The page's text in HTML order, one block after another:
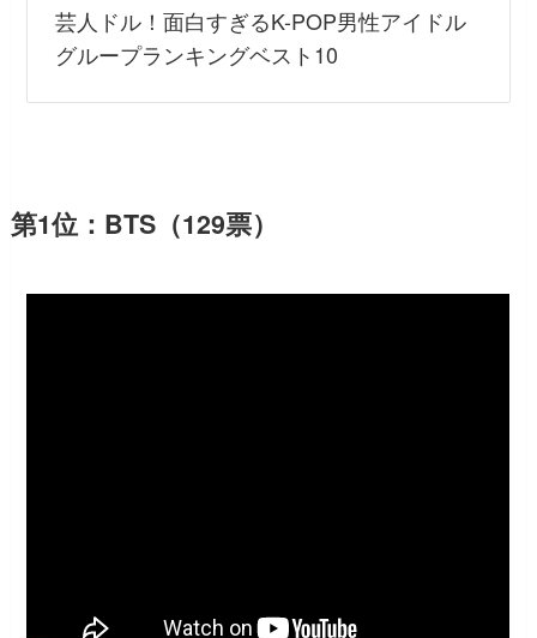
芸人ドル！面白すぎるK-POP男性アイドル
グループランキングベスト10
第1位：BTS（129票）